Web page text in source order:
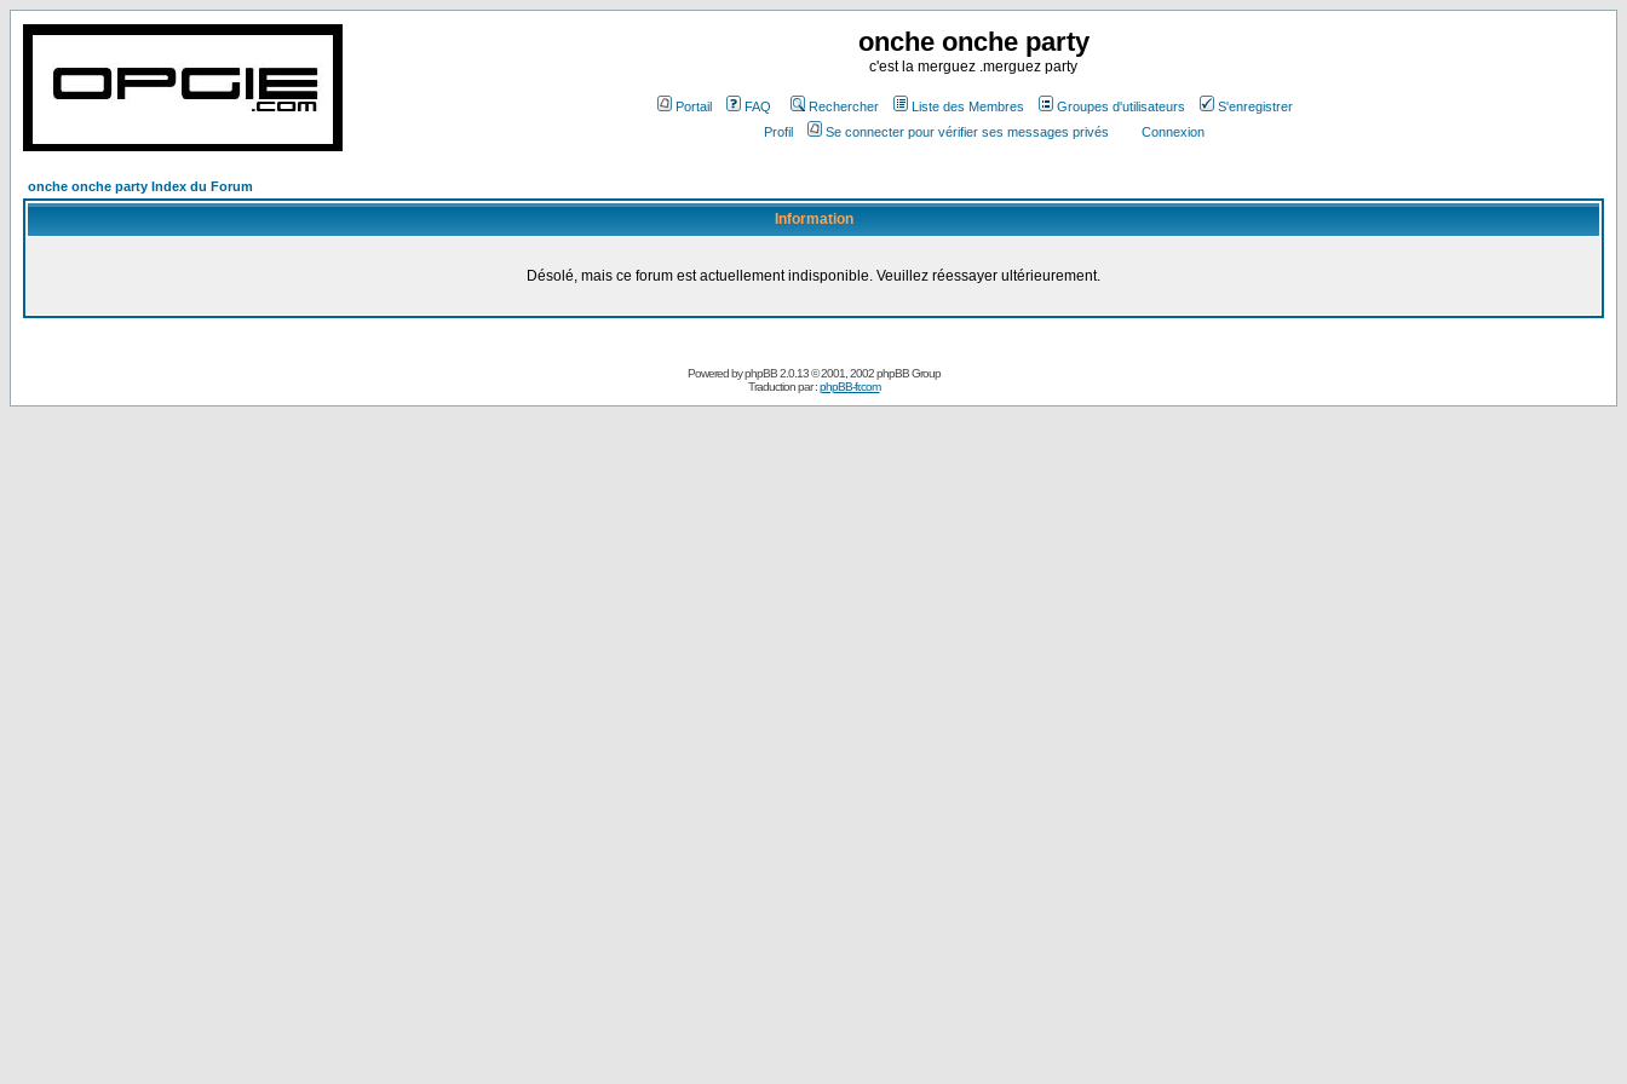
onche onche party
c'est la merguez .merguez party
Portail FAQ Rechercher Liste des Membres Groupes d'utilisateurs
S'enregistrer
Profil
Se connecter pour vérifier ses messages privés Connexion
onche onche party Index du Forum
Information
Désolé, mais ce forum est actuellement indisponible. Veuillez réessayer ultérieurement.
Powered byphpBB2.0.13 © 2001, 2002 phpBB Group
Traduction par :phpBB-fr.com